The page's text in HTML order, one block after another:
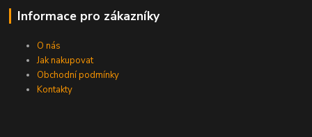
Informace pro zákazníky
O nás
Jak nakupovat
Obchodní podmínky
Kontakty